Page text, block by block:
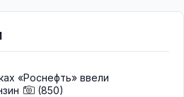
«Роснефть» ввели
(850)